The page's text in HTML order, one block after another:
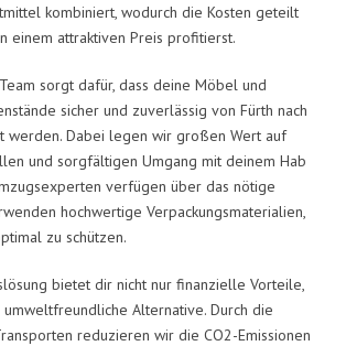
kombiniert, wodurch die Kosten geteilt
einem attraktiven Preis profitierst.
sorgt dafür, dass deine Möbel und
sicher und zuverlässig von Fürth nach
werden. Dabei legen wir großen Wert auf
und sorgfältigen Umgang mit deinem Hab
verfügen über das nötige
hochwertige Verpackungsmaterialien,
zu schützen.
bietet dir nicht nur finanzielle Vorteile,
Alternative. Durch die
reduzieren wir die CO2-Emissionen